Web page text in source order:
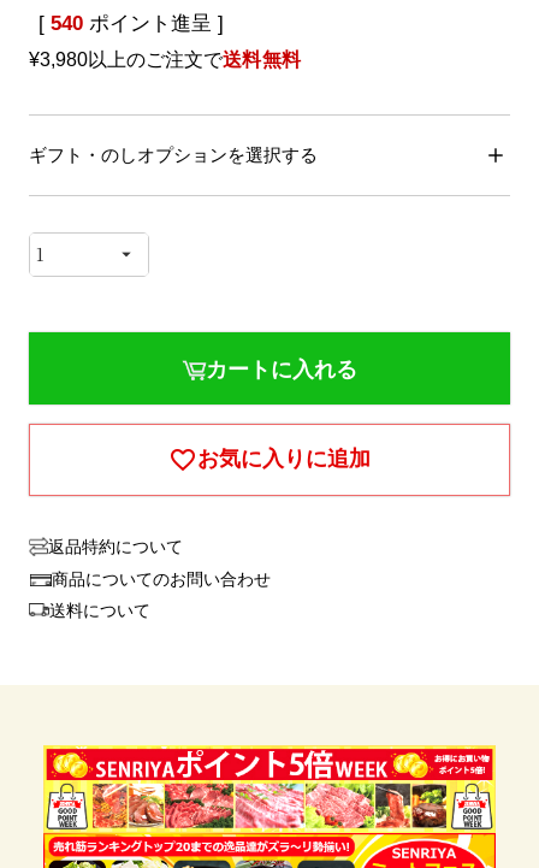
[ 540 ポイント進呈 ]
¥3,980以上のご注文で送料無料
ギフト・のしオプションを選択する
お気に入りに追加
カートに入れる
返品特約について
商品についてのお問い合わせ
送料について